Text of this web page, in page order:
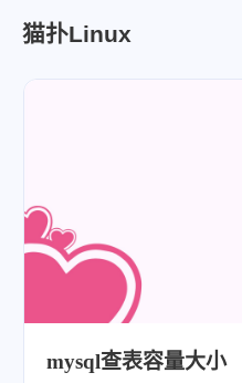
猫扑Linux
mysql查表容量大小